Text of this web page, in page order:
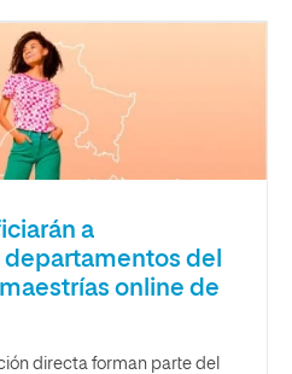
a
del
online de
directa forman parte del